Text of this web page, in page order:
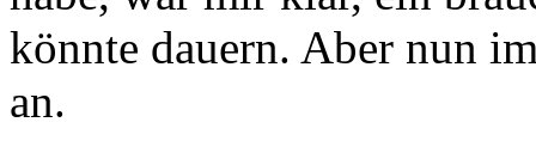
könnte dauern. Aber nun
an.